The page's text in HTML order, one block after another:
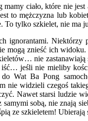
ciało, które nie
to mężczyzna lub
To tylko szkielet, nie ma
ignorantami.
mogą znieść ich
nie
iść… jeśli nie mieliby
do Wat Ba Pong
nie widzieli czegoś
Nawet starsi ludzie
sobą, nie znają
ze szkieletem!